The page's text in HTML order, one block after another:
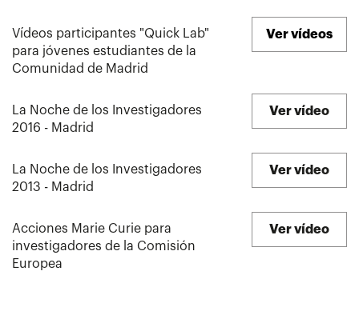
Vídeos participantes "Quick Lab"
para jóvenes estudiantes de la
Comunidad de Madrid
Ver vídeos
La Noche de los Investigadores
2016 - Madrid
Ver vídeo
La Noche de los Investigadores
2013 - Madrid
Ver vídeo
Acciones Marie Curie para
investigadores de la Comisión
Europea
Ver vídeo